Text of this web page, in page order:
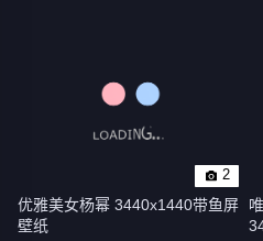
2
优雅美女杨幂 3440x1440带鱼屏
壁纸